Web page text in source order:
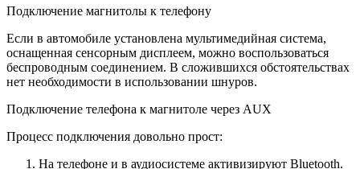
Подключение магнитолы к телефону
Если в автомобиле установлена мультимедийная система,
оснащенная сенсорным дисплеем, можно воспользоваться
беспроводным соединением. В сложившихся обстоятельствах
нет необходимости в использовании шнуров.
Подключение телефона к магнитоле через AUX
Процесс подключения довольно прост:
На телефоне и в аудиосистеме активизируют Bluetooth.